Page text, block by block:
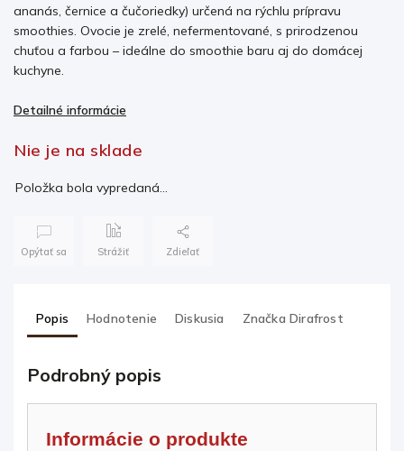
ananás, černice a čučoriedky) určená na rýchlu prípravu
smoothies. Ovocie je zrelé, nefermentované, s prirodzenou
chuťou a farbou – ideálne do smoothie baru aj do domácej
kuchyne.
Detailné informácie
Nie je na sklade
Položka bola vypredaná…
Opýtať sa Strážiť Zdieľať
Popis Hodnotenie Diskusia ZnačkaDirafrost
Podrobný popis
Informácie o produkte